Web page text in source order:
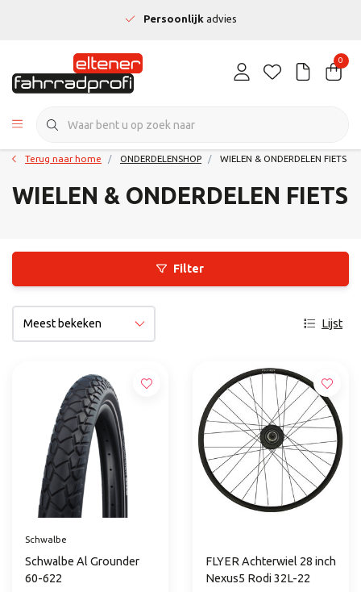
Persoonlijkadvies
0
Terug naar home ONDERDELENSHOP WIELEN & ONDERDELEN FIETS
WIELEN & ONDERDELEN FIETS
Filter
Lijst
Schwalbe
Schwalbe Al Grounder
60-622
FLYER Achterwiel 28 inch
Nexus5 Rodi 32L-22